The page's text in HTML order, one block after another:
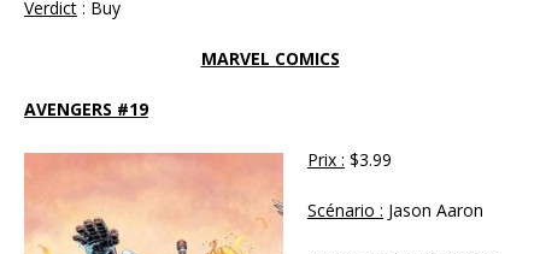
Verdict : Buy
MARVEL COMICS
AVENGERS #19
Prix : $3.99
Scénario : Jason Aaron